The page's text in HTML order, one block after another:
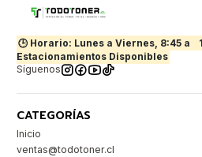
🕒 Horario: Lunes a Viernes, 8:45 a
Estacionamientos Disponibles
Síguenos
CATEGORÍAS
Inicio
ventas@todotoner.cl